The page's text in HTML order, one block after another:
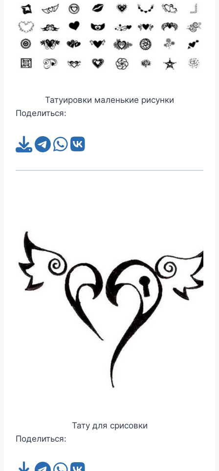
Татуировки маленькие рисунки
Поделиться:
Тату для срисовки
Поделиться: